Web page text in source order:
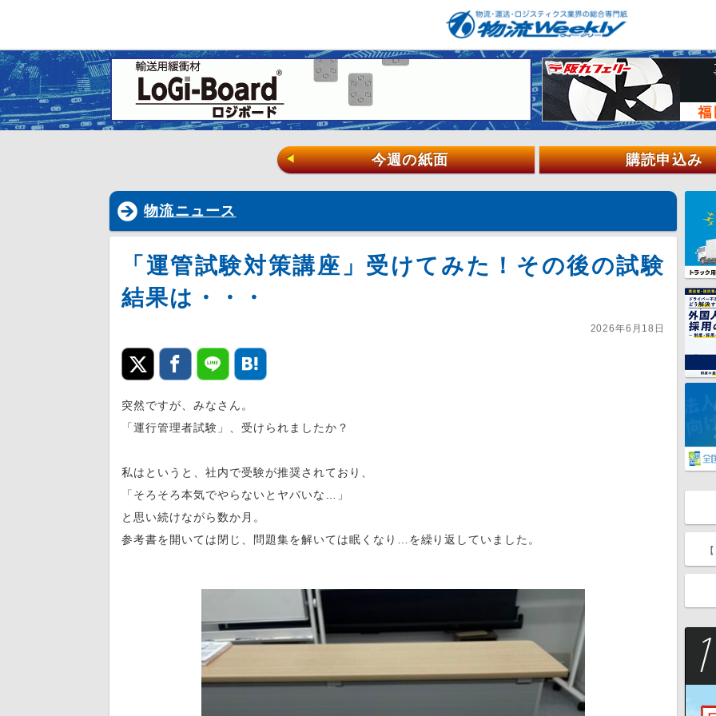
◀ 今週の紙面 購読申込み
物流ニュース
「運管試験対策講座」受けてみた！その後の試験
結果は・・・
2026年6月18日
突然ですが、みなさん。
「運行管理者試験」、受けられましたか？
私はというと、社内で受験が推奨されており、
「そろそろ本気でやらないとヤバいな…」
と思い続けながら数か月。
参考書を開いては閉じ、問題集を解いては眠くなり…を繰り返していました。